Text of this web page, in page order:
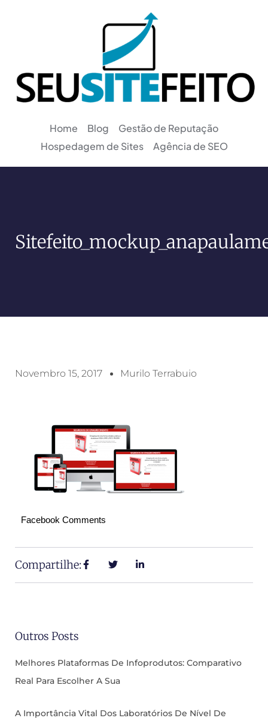
Home Blog
Gestão de Reputação
Hospedagem de Sites
Agência de SEO
Novembro 15, 2017 Murilo Terrabuio
Facebook Comments
Compartilhe:
Outros Posts
Melhores Plataformas De Infoprodutos: Comparativo
Real Para Escolher A Sua
A Importância Vital Dos Laboratórios De Nível De